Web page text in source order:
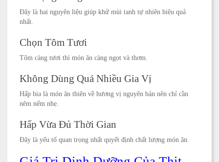
Đây là hai nguyên liệu giúp khử mùi tanh tự nhiên hiệu quả
nhất.
Chọn Tôm Tươi
Tôm càng tươi thì món ăn càng ngọt và thơm.
Không Dùng Quá Nhiều Gia Vị
Hấp bia là món ăn thiên về hương vị nguyên bản nên chỉ cần
nêm nếm nhẹ.
Hấp Vừa Đủ Thời Gian
Đây là yếu tố quan trọng nhất quyết định chất lượng món ăn.